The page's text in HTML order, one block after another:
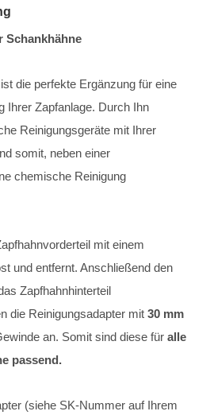
Schankhähne
die perfekte Ergänzung für eine
Ihrer Zapfanlage. Durch Ihn
Reinigungsgeräte mit Ihrer
somit, neben einer
chemische Reinigung
mit einem
und entfernt. Anschließend den
Zapfhahnhinterteil
die Reinigungsadapter mit 30 mm
an. Somit sind diese für alle
passend.
(siehe SK-Nummer auf Ihrem